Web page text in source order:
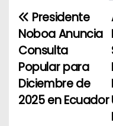
N
a
v
e
Presidente
Noboa Anuncia
Consulta
Popular para
Diciembre de
2025 en Ecuador